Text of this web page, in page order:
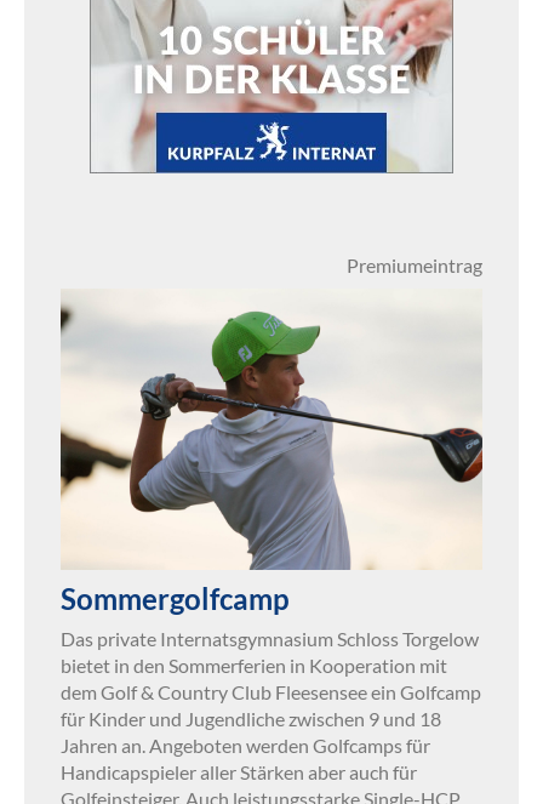
Premiumeintrag
Sommergolfcamp
Das private Internatsgymnasium Schloss Torgelow
bietet in den Sommerferien in Kooperation mit
dem Golf & Country Club Fleesensee ein Golfcamp
für Kinder und Jugendliche zwischen 9 und 18
Jahren an. Angeboten werden Golfcamps für
Handicapspieler aller Stärken aber auch für
Golfeinsteiger. Auch leistungsstarke Single-HCP